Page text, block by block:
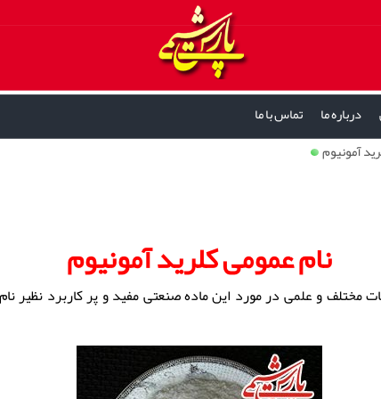
درباره ما
تماس با ما
آمونیوم
نام عمومی کلرید آمونیوم
مختلف و علمی در مورد این ماده صنعتی مفید و پر کاربرد